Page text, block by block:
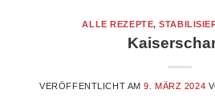
ALLE REZEPTE,
VERÖFFENTLICHT AM9. MÄRZ 2024